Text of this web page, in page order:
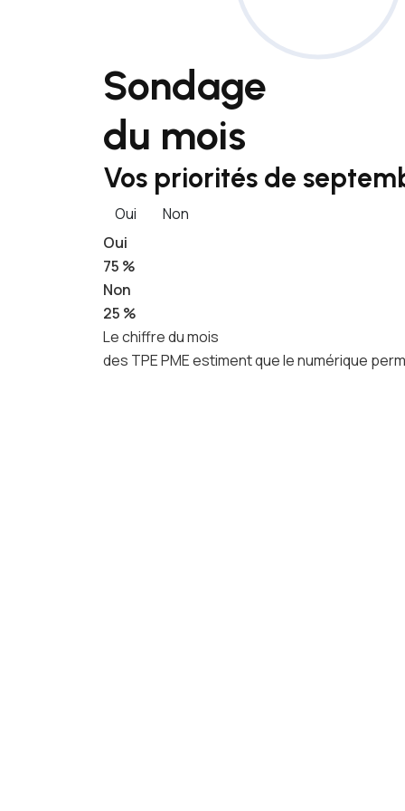
Sondage
du mois
Vos priorités de
Oui
Non
Oui
75 %
Non
25 %
Le chiffre du mois
des TPE PME estiment que le numérique